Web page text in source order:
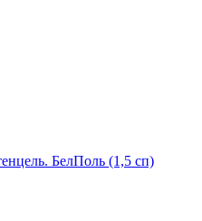
БелПоль (1,5 сп)